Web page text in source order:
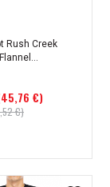
Rush Creek
€)
€)